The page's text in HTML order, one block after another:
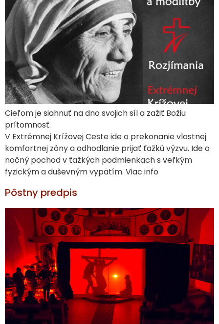
Cieľom je siahnuť na dno svojich síl a zažiť Božiu
prítomnosť.
V Extrémnej Krížovej Ceste ide o prekonanie vlastnej
komfortnej zóny a odhodlanie prijať ťažkú výzvu. Ide o
nočný pochod v ťažkých podmienkach s veľkým
fyzickým a duševným vypätím. Viac info
Pôstny predpis